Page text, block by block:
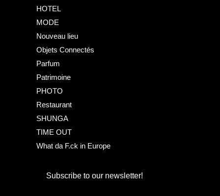
HOTEL
MODE
Nouveau lieu
Objets Connectés
Parfum
Patrimoine
PHOTO
Restaurant
SHUNGA
TIME OUT
What da F.ck in Europe
Subscribe to our newsletter!